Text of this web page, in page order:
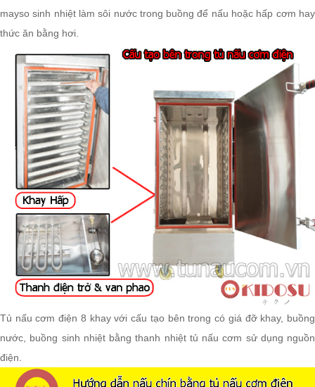
mayso sinh nhiệt làm sôi nước trong buồng để nấu hoặc hấp cơm hay
thức ăn bằng hơi.
Tủ nấu cơm điện 8 khay với cấu tạo bên trong có giá đỡ khay, buồng
nước, buồng sinh nhiệt bằng thanh nhiệt tủ nấu cơm sử dụng nguồn
điện.